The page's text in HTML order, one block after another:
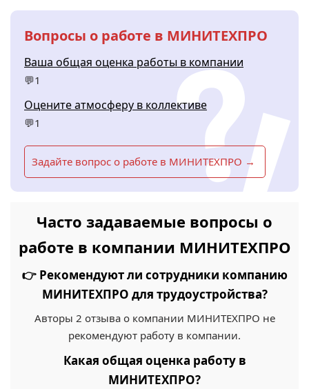
Вопросы о работе в МИНИТЕХПРО
Ваша общая оценка работы в компании
💬1
Оцените атмосферу в коллективе
💬1
Задайте вопрос о работе в МИНИТЕХПРО →
Часто задаваемые вопросы о
работе в компании МИНИТЕХПРО
👉 Рекомендуют ли сотрудники компанию
МИНИТЕХПРО для трудоустройства?
Авторы 2 отзыва о компании МИНИТЕХПРО не
рекомендуют работу в компании.
Какая общая оценка работу в
МИНИТЕХПРО?